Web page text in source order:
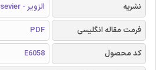
نشریه
الزویر - Elsevier
فرمت مقاله انگلیسی
PDF
کد محصول
E6058